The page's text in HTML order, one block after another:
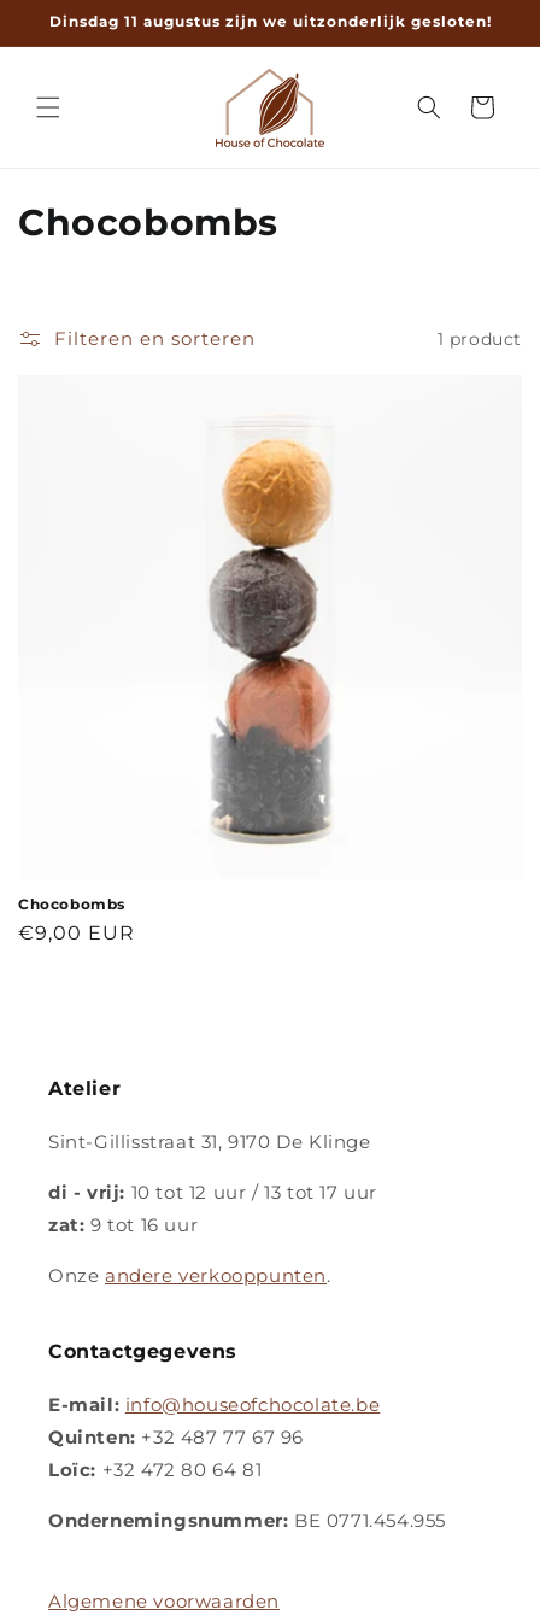
naar de
content
Dinsdag 11 augustus zijn we uitzonderlijk gesloten!
C
Chocobombs
Filteren en sorteren 1 product
Chocobombs
Normale
€9,00 EUR
Atelier
Sint-Gillisstraat 31, 9170 De Klinge
di - vrij: 10 tot 12 uur / 13 tot 17 uur
zat: 9 tot 16 uur
Onze andere verkooppunten.
Contactgegevens
E-mail: info@houseofchocolate.be
Quinten: +32 487 77 67 96
Loïc: +32 472 80 64 81
Ondernemingsnummer: BE 0771.454.955
Algemene voorwaarden